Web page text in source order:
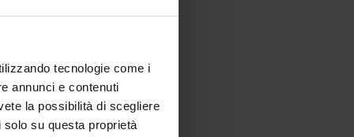
tecnologie come i
annunci e contenuti
la possibilità di scegliere
su questa proprietà